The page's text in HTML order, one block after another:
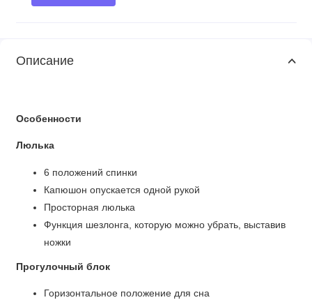
Описание
Особенности
Люлька
6 положений спинки
Капюшон опускается одной рукой
Просторная люлька
Функция шезлонга, которую можно убрать, выставив
ножки
Прогулочный блок
Горизонтальное положение для сна